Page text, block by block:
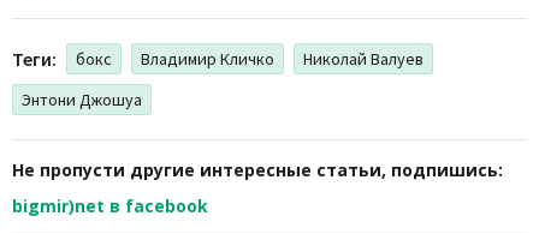
Теги: бокс Владимир Кличко
Николай Валуев
Энтони Джошуа
Не пропусти другие интересные статьи, подпишись:
bigmir)net в facebook